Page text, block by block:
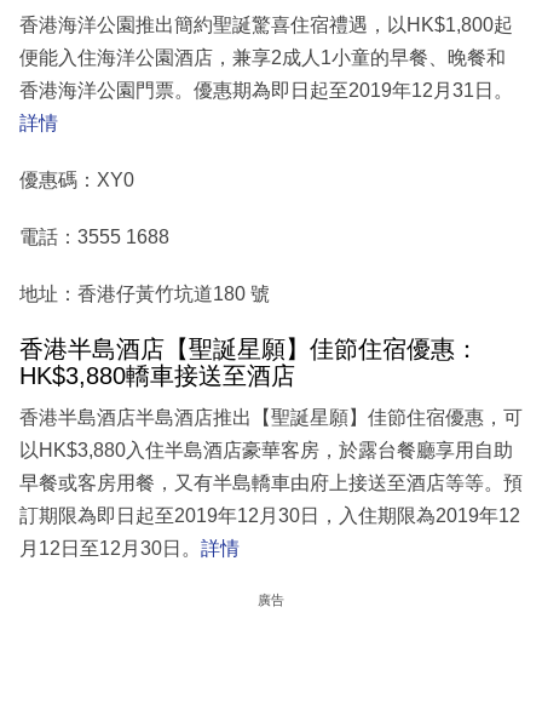
香港海洋公園推出簡約聖誕驚喜住宿禮遇，以HK$1,800起
便能入住海洋公園酒店，兼享2成人1小童的早餐、晚餐和
香港海洋公園門票。優惠期為即日起至2019年12月31日。
詳情
優惠碼：XY0
電話：3555 1688
地址：香港仔黃竹坑道180 號
香港半島酒店【聖誕星願】佳節住宿優惠：
HK$3,880轎車接送至酒店
香港半島酒店半島酒店推出【聖誕星願】佳節住宿優惠，可
以HK$3,880入住半島酒店豪華客房，於露台餐廳享用自助
早餐或客房用餐，又有半島轎車由府上接送至酒店等等。預
訂期限為即日起至2019年12月30日，入住期限為2019年12
月12日至12月30日。 詳情
廣告